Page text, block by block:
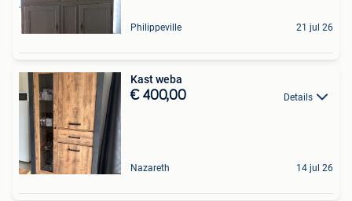
Philippeville 21 jul 26
Kast weba
€ 400,00 Details
Nazareth 14 jul 26